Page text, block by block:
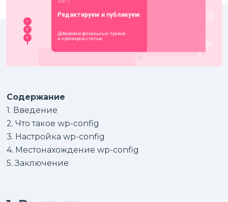
Содержание
1. Введение
2. Что такое wp-config
3. Настройка wp-config
4. Местонахождение wp-config
5. Заключение